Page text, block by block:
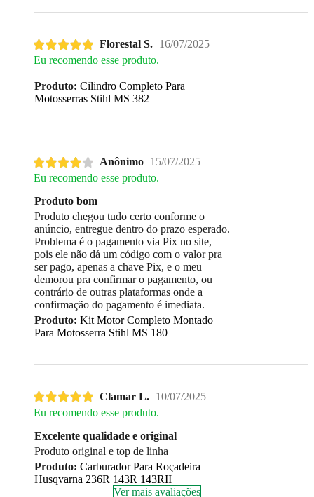
Florestal S. 16/07/2025
Eu recomendo esse produto.
Produto: Cilindro Completo Para
Motosserras Stihl MS 382
Anônimo 15/07/2025
Eu recomendo esse produto.
Produto bom
Produto chegou tudo certo conforme o
anúncio, entregue dentro do prazo esperado.
Problema é o pagamento via Pix no site,
pois ele não dá um código com o valor pra
ser pago, apenas a chave Pix, e o meu
demorou pra confirmar o pagamento, ou
contrário de outras plataformas onde a
confirmação do pagamento é imediata.
Produto: Kit Motor Completo Montado
Para Motosserra Stihl MS 180
Clamar L. 10/07/2025
Eu recomendo esse produto.
Excelente qualidade e original
Produto original e top de linha
Produto: Carburador Para Roçadeira
Husqvarna 236R 143R 143RII
Ver mais avaliações